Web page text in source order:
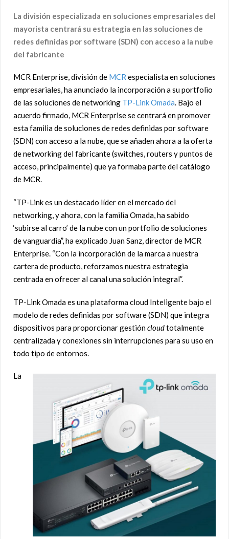
La división especializada en soluciones empresariales del
mayorista centrará su estrategia en las soluciones de
redes definidas por software (SDN) con acceso a la nube
del fabricante
MCR Enterprise, división de MCR especialista en soluciones
empresariales, ha anunciado la incorporación a su portfolio
de las soluciones de networking TP-Link Omada. Bajo el
acuerdo firmado, MCR Enterprise se centrará en promover
esta familia de soluciones de redes definidas por software
(SDN) con acceso a la nube, que se añaden ahora a la oferta
de networking del fabricante (switches, routers y puntos de
acceso, principalmente) que ya formaba parte del catálogo
de MCR.
“TP-Link es un destacado líder en el mercado del
networking, y ahora, con la familia Omada, ha sabido
‘subirse al carro’ de la nube con un portfolio de soluciones
de vanguardia”, ha explicado Juan Sanz, director de MCR
Enterprise. “Con la incorporación de la marca a nuestra
cartera de producto, reforzamos nuestra estrategia
centrada en ofrecer al canal una solución integral”.
TP-Link Omada es una plataforma cloud Inteligente bajo el
modelo de redes definidas por software (SDN) que integra
dispositivos para proporcionar gestióncloudtotalmente
centralizada y conexiones sin interrupciones para su uso en
todo tipo de entornos.
La